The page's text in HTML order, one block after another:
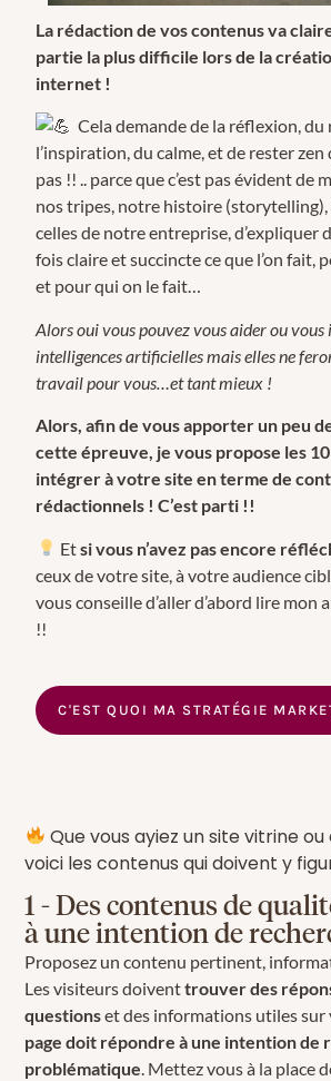
La rédaction de vos contenus va
partie la plus difficile lors de la
internet !
Cela demande de la réflexion, du
l’inspiration, du calme, et de rester
pas !! .. parce que c’est pas évident de
nos tripes, notre histoire (storytelling),
celles de notre entreprise, d’expliquer
fois claire et succincte ce que l’on fait,
et pour qui on le fait…
Alors oui vous pouvez vous aider ou vous
intelligences artificielles mais elles ne
travail pour vous…et tant mieux !
Alors, afin de vous apporter un peu
cette épreuve, je vous propose les
intégrer à votre site en terme de
rédactionnels ! C’est parti !!
Etsi vous n’avez pas encore
ceux de votre site, à votre audience
vous conseille d’aller d’abord lire mon
!!
C'EST QUOI MA STRATÉGIE
Que vous ayiez un site vitrine
voici les contenus qui doivent y
1 - Des contenus de
à une intention de
Proposez un contenu pertinent,
Les visiteurs doiventtrouver des
questionset des informations utiles
page doit répondre à une intention de
problématique. Mettez vous à la place